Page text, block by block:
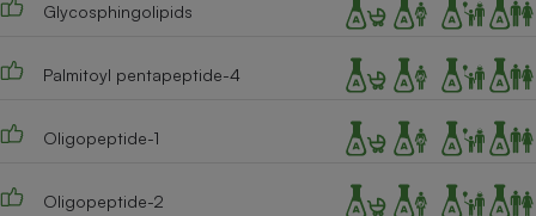
Glycosphingolipids
Palmitoyl pentapeptide-4
Oligopeptide-1
Oligopeptide-2